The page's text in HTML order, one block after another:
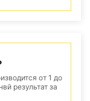
от 1 до
результат за